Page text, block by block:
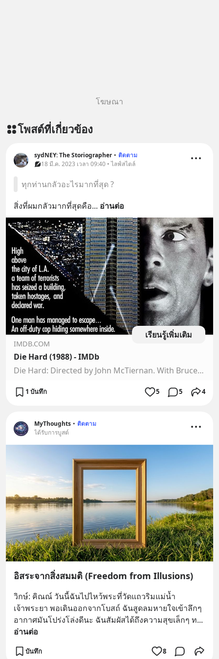
เครียด หลับยาก ผมอยากแนะนำ
บรรเทาความเครียด ลดความวิตกกังวล
หลับมีประสิทธิภาพมากยิ่งขึ้น 📍 สนใจ
สั่งซื้อสินค้า Diip CBD 💬 LINE :
https://lin.ee/U91Fzyz
โฆษณา
โพสต์ที่เกี่ยวข้อง
sydNEY: The Storiographer • ติดตาม
18 มี.ค. 2023 เวลา 09:40 • ไลฟ์สไตล์
ทุกท่านกลัวอะไรมากที่สุด ?
สิ่งที่ผมกลัวมากที่สุดคือ... อ่านต่อ
เรียนรู้เพิ่มเติม
IMDB.COM
Die Hard (1988) - IMDb
Die Hard: Directed by John McTiernan. With Bruce Willis, Bonnie Bedelia, Reginald VelJohnson, Paul Gleason. A New York City police officer tries to save his estranged wife and several others taken hostage by terrorists during a Christmas party at the Nakatomi Plaza in Los Angeles.
1 บันทึก 5 5 4
MyThoughts • ติดตาม
ได้รับการบูสต์
อิสระจากสิ่งสมมติ (Freedom from Illusions)
วิกษ์: คิณณ์ วันนี้ฉันไปไหว้พระที่วัดแถวริมแม่น้ำ
เจ้าพระยา พอเดินออกจากโบสถ์ ฉันสูดลมหายใจเข้าลึกๆ
อากาศมันโปร่งโล่งดีนะ ฉันสัมผัสได้ถึงความสุขเล็กๆ ท
อ่านต่อ
บันทึก 8